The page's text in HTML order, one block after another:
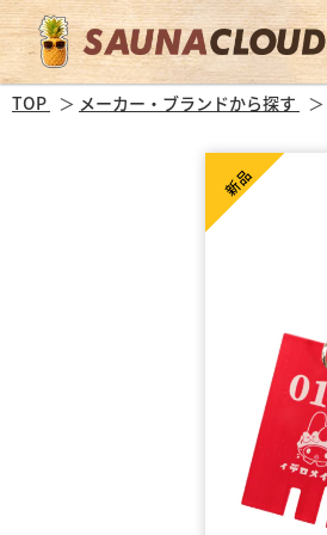
TOP メーカー・ブランドから探す
新品